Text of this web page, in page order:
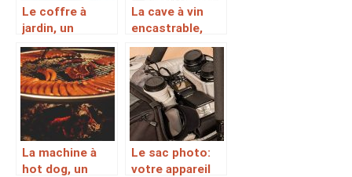
Le coffre à
jardin, un
accessoire
offrant des
solutions de
rangement de
tout objet de
jardin
La cave à vin
encastrable,
pour une
meilleure
conservation de
votre vin
La machine à
hot dog, un
Le sac photo:
votre appareil